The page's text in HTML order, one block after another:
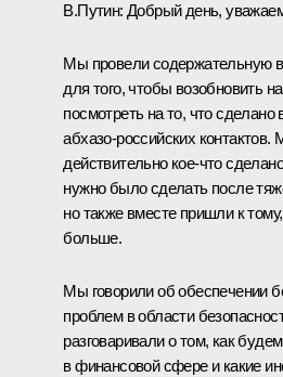
В.Путин: Добрый день,
Мы провели содержательную
для того, чтобы возобновить
посмотреть на то, что
абхазо-российских контактов.
действительно кое‑что
нужно было сделать после
но также вместе пришли к
больше.
Мы говорили об обеспечении
проблем в области
разговаривали о том, как
в финансовой сфере и какие